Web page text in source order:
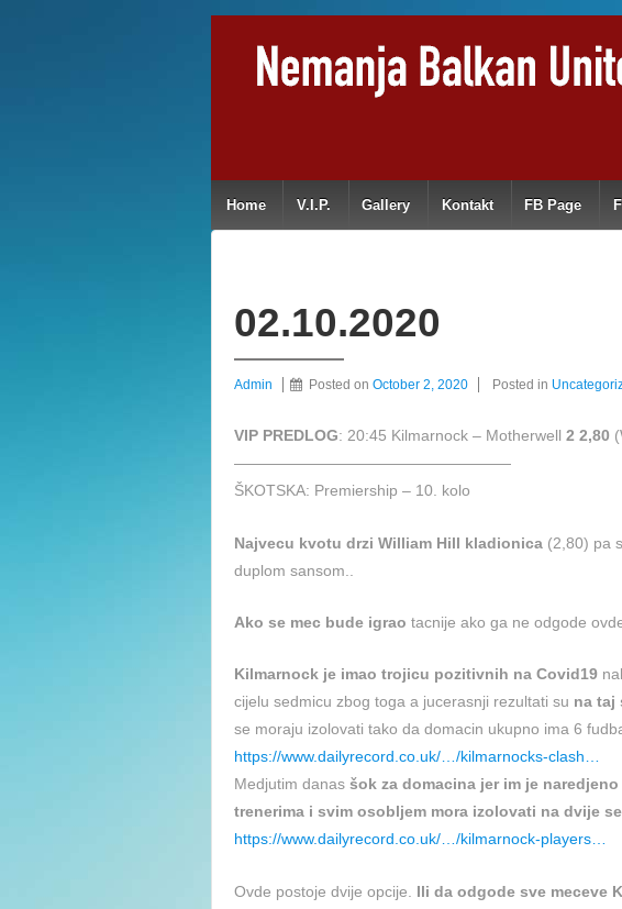
Home V.I.P. Gallery Kontakt FB Page
02.10.2020
Admin Posted on October 2, 2020 Posted in
VIP PREDLOG: 20:45 Kilmarnock – Motherwell 2 2,80
——————————————————
ŠKOTSKA: Premiership – 10. kolo
Najvecu kvotu drzi William Hill kladionica (2,80) pa
duplom sansom..
Ako se mec bude igrao tacnije ako ga ne odgode
Kilmarnock je imao trojicu pozitivnih na Covid19
cijelu sedmicu zbog toga a jucerasnji rezultati su na taj
se moraju izolovati tako da domacin ukupno ima 6
https://www.dailyrecord.co.uk/…/kilmarnocks-clash…
Medjutim danas šok za domacina jer im je
trenerima i svim osobljem mora izolovati na dvije
https://www.dailyrecord.co.uk/…/kilmarnock-players…
Ovde postoje dvije opcije. Ili da odgode sve meceve